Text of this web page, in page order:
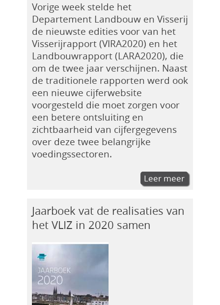
Vorige week stelde het
Departement Landbouw en Visserij
de nieuwste edities voor van het
Visserijrapport (VIRA2020) en het
Landbouwrapport (LARA2020), die
om de twee jaar verschijnen. Naast
de traditionele rapporten werd ook
een nieuwe cijferwebsite
voorgesteld die moet zorgen voor
een betere ontsluiting en
zichtbaarheid van cijfergegevens
over deze twee belangrijke
voedingssectoren.
Leer meer
Jaarboek vat de realisaties van
het VLIZ in 2020 samen